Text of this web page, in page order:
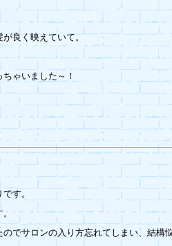
良く映えていて。
ゃいました～！
す。
のでサロンの入り方忘れてしまい、結構